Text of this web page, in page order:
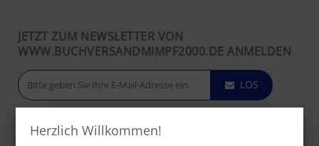
Herzlich Willkommen!
JETZT ZUM NEWSLETTER VON
WWW.BUCHVERSANDMIMPF2000.DE ANMELDEN
LOS